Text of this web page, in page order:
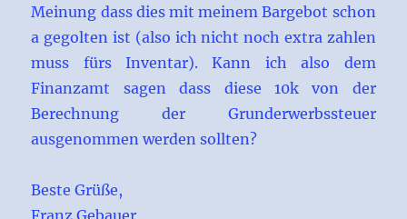
Meinung dass dies mit meinem Bargebot schon
a gegolten ist (also ich nicht noch extra zahlen
muss fürs Inventar). Kann ich also dem
Finanzamt sagen dass diese 10k von der
Berechnung der Grunderwerbssteuer
ausgenommen werden sollten?
Beste Grüße,